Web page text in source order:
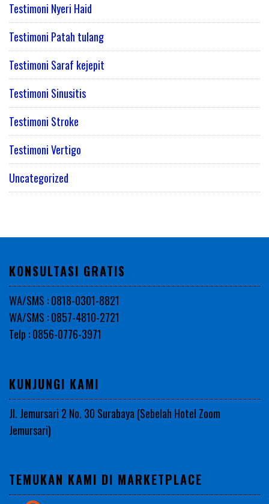
Testimoni Nyeri Haid
Testimoni Patah tulang
Testimoni Saraf kejepit
Testimoni Sinusitis
Testimoni Stroke
Testimoni Vertigo
Uncategorized
KONSULTASI GRATIS
WA/SMS : 0818-0301-8821
WA/SMS : 0857-4810-2721
Telp : 0856-0776-3971
KUNJUNGI KAMI
Jl. Jemursari 2 No. 30 Surabaya (Sebelah Hotel Zoom
Jemursari)
TEMUKAN KAMI DI MARKETPLACE